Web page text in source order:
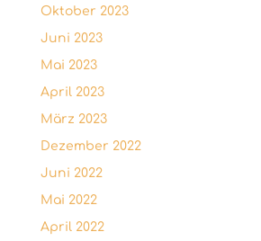
Oktober 2023
Juni 2023
Mai 2023
April 2023
März 2023
Dezember 2022
Juni 2022
Mai 2022
April 2022